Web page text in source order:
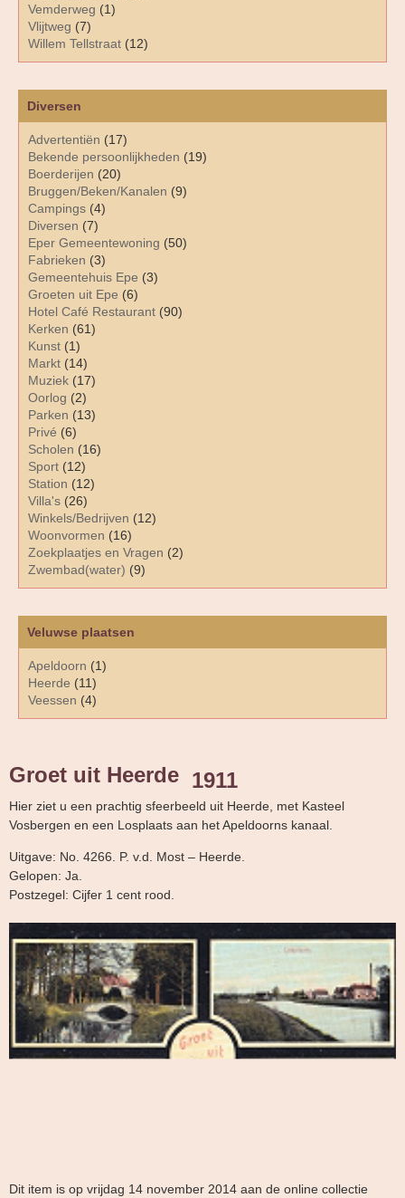
Diversen
Advertentiën (17)
Bekende persoonlijkheden (19)
Boerderijen (20)
Bruggen/Beken/Kanalen (9)
Campings (4)
Diversen (7)
Eper Gemeentewoning (50)
Fabrieken (3)
Gemeentehuis Epe (3)
Groeten uit Epe (6)
Hotel Café Restaurant (90)
Kerken (61)
Kunst (1)
Markt (14)
Muziek (17)
Oorlog (2)
Parken (13)
Privé (6)
Scholen (16)
Sport (12)
Station (12)
Villa's (26)
Winkels/Bedrijven (12)
Woonvormen (16)
Zoekplaatjes en Vragen (2)
Zwembad(water) (9)
Vemderweg (1)
Vlijtweg (7)
Willem Tellstraat (12)
Veluwse plaatsen
Apeldoorn (1)
Heerde (11)
Veessen (4)
Groet uit Heerde 1911
Hier ziet u een prachtig sfeerbeeld uit Heerde, met Kasteel
Vosbergen en een Losplaats aan het Apeldoorns kanaal.
Uitgave: No. 4266. P. v.d. Most – Heerde.
Gelopen: Ja.
Postzegel: Cijfer 1 cent rood.
Dit item is op vrijdag 14 november 2014 aan de online collectie